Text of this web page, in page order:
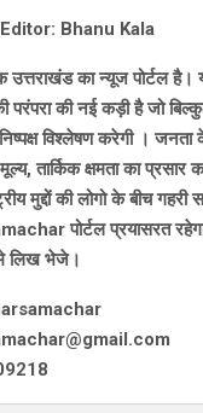
Kala
का न्यूज पोर्टल है।
परंपरा की नई कड़ी है जो
विश्लेषण करेगी । जनता
तार्किक क्षमता का
मुद्दों की लोगो के बीच
पोर्टल प्रयासरत
लिख भेजे।